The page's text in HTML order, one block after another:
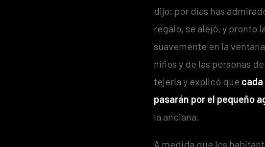
dijo: por días has
regalo, se alejó, y pronto
suavemente en la
niños y de las personas
tejerla y explicó que
pasarán por el pequeño
la anciana.
A medida que los